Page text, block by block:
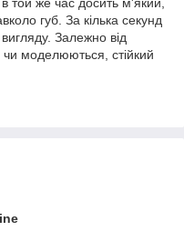
губ. За кілька секунд
Залежно від
моделюються, стійкий